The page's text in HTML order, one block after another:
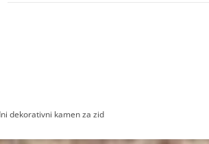
dekorativni kamen za zid